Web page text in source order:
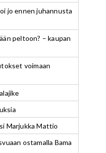
jo ennen juhannusta
peltoon? – kaupan
voimaan
Marjukka Mattio
ostamalla Bama